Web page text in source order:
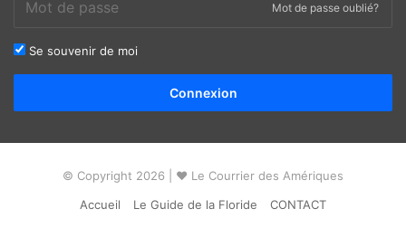
Mot de passe oublié?
Se souvenir de moi
Connexion
© Copyright 2026 | ❤ Le Courrier des Amériques
Accueil
Le Guide de la Floride CONTACT